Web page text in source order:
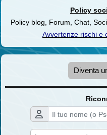
Policy
Policy blog, Forum, Chat,
Avvertenze rischi e
Diventa